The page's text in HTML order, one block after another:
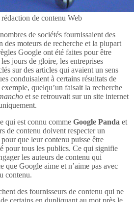
de contenu Web
de sociétés fournissaient des
des moteurs de recherche et la plupart
Google ont été faites pour être
jours de gloire, les entreprises
sur des articles qui avaient un sens
conduisaient à certains résultats de
quelqu’un faisait la recherche
et se retrouvait sur un site internet
qui est connu comme Google Panda et
de contenu doivent respecter un
que leur contenu puisse être
pour tous les publics. Ce qui signifie
les auteurs de contenu qui
que Google aime et n’aime pas avec
contenu.
des fournisseurs de contenu qui ne